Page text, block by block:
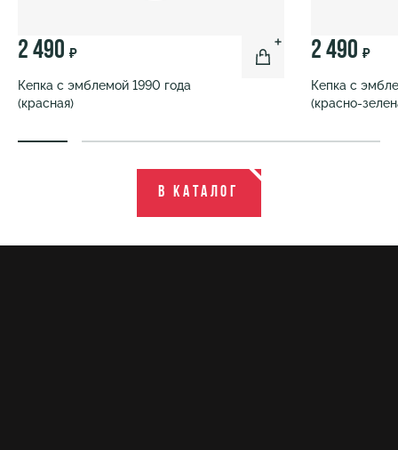
2 490 ₽
Кепка с эмблемой 1990 года
(красная)
2 490 ₽
Кепка с
(красно-
В каталог